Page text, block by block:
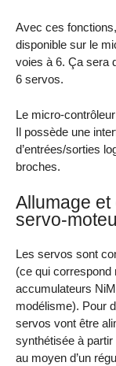
Avec ces
disponible sur le
voies à 6. Ça sera
6 servos.
Le micro-
Il possède une
d’entrées/sorties
broches.
Allumage
servo-
Les servos sont
(ce qui correspond
accumulateurs
modélisme). Pour
servos vont être
synthétisée à partir
au moyen d’un